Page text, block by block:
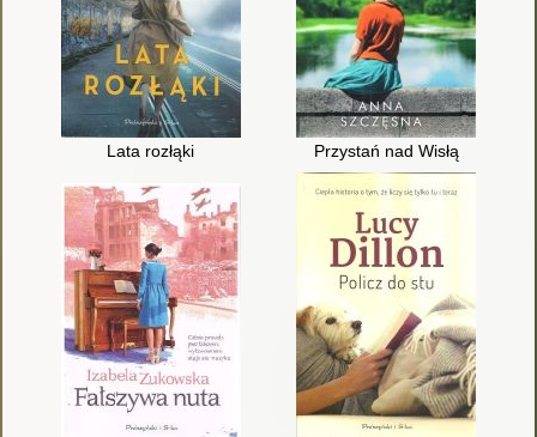
Lata rozłąki Przystań nad Wisłą